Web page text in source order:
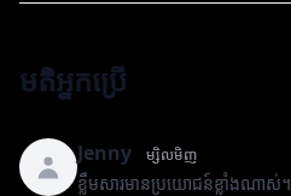
មតិអ្នកប្រើ
Jenny ម្សិលមិញ
ខ្លឹមសារមានប្រយោជន៍ខ្លាំងណាស់។